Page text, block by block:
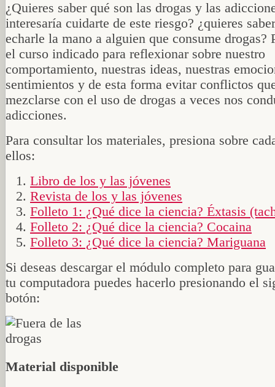
¿Quieres saber qué son las drogas y las
interesaría cuidarte de este riesgo? ¿quieres
echarle la mano a alguien que consume drogas?
el curso indicado para reflexionar sobre nuestro
comportamiento, nuestras ideas, nuestras
sentimientos y de esta forma evitar conflictos
mezclarse con el uso de drogas a veces nos
adicciones.
Para consultar los materiales, presiona sobre
ellos:
Libro de los y las jóvenes
Revista de los y las jóvenes
Folleto 1: ¿Qué dice la ciencia? Éxtasis
Folleto 2: ¿Qué dice la ciencia? Cocaina
Folleto 3: ¿Qué dice la ciencia? Mariguana
Si deseas descargar el módulo completo para
tu computadora puedes hacerlo presionando el
botón:
Material disponible